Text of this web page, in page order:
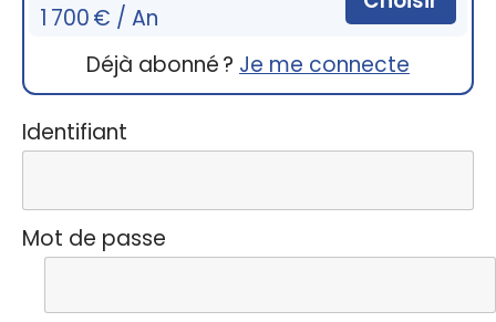
1 700 € / An
Déjà abonné ? Je me connecte
Identifiant
Mot de passe